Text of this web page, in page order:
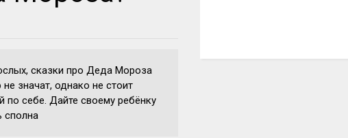
сказки про Деда Мороза
значат, однако не стоит
по себе. Дайте своему ребёнку
сполна